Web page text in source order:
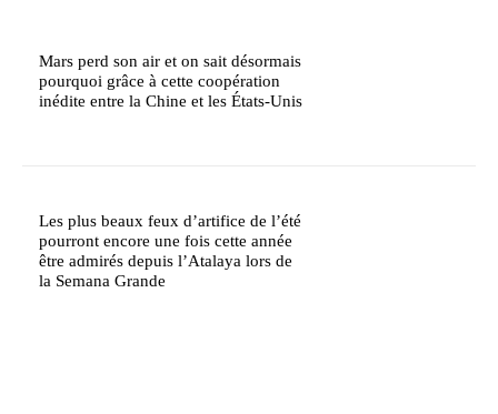
Mars perd son air et on sait désormais
pourquoi grâce à cette coopération
inédite entre la Chine et les États-Unis
Les plus beaux feux d’artifice de l’été
pourront encore une fois cette année
être admirés depuis l’Atalaya lors de
la Semana Grande